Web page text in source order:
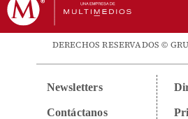
DERECHOS RESERVADOS ©
Newsletters
Contáctanos